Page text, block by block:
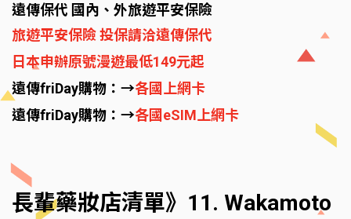
遠傳保代 國內、外旅遊平安保險
旅遊平安保險 投保請洽遠傳保代
日本申辦原號漫遊最低149元起
遠傳friDay購物：→各國上網卡
遠傳friDay購物：→各國eSIM上網卡
長輩藥妝店清單》11. Wakamoto